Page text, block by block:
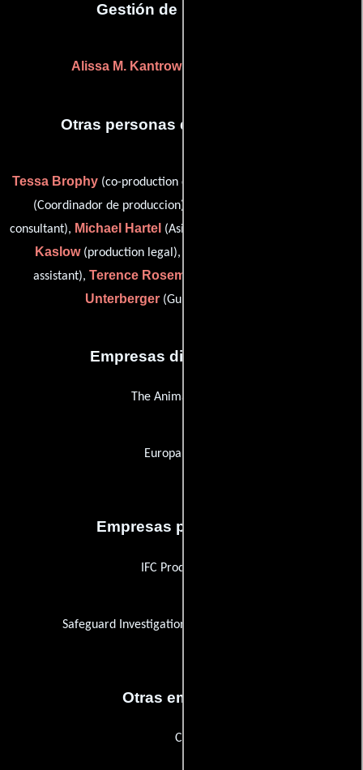
Gestión de producción
Alissa M. Kantrow(Jefe de producción)
Otras personas que participaron
Tessa Brophy (co-production coordinator),
(Coordinador de produccion),
consultant), Michael Hartel (Asistente de producción),
Kaslow(production legal),
assistant), Terence Rosemore
Unterberger (Guionista supervisor)
Empresas distribuidoras
The Animal Agency
Europa Filmes
Empresas productoras
IFC Productions
Safeguard Investigation and Security Services
Otras empresas
C5